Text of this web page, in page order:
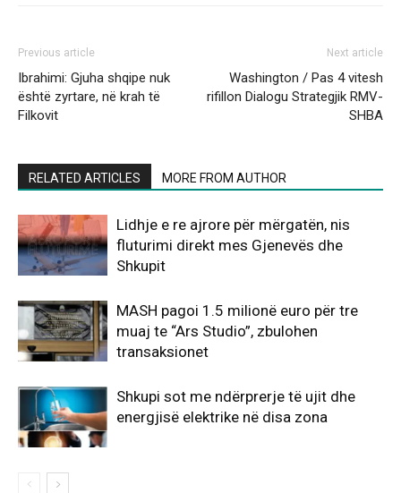
Previous article
Ibrahimi: Gjuha shqipe nuk
është zyrtare, në krah të
Filkovit
Next article
Washington / Pas 4 vitesh
rifillon Dialogu Strategjik RMV-
SHBA
RELATED ARTICLES MORE FROM AUTHOR
Lidhje e re ajrore për mërgatën, nis
fluturimi direkt mes Gjenevës dhe
Shkupit
MASH pagoi 1.5 milionë euro për tre
muaj te “Ars Studio”, zbulohen
transaksionet
Shkupi sot me ndërprerje të ujit dhe
energjisë elektrike në disa zona